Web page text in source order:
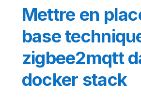
Mettre en
base
zigbee2mqtt
docker stack